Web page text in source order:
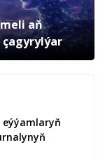
aň
eýýamlaryň